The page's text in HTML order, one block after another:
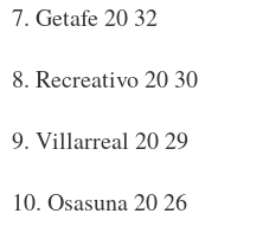
7. Getafe 20 32
8. Recreativo 20 30
9. Villarreal 20 29
10. Osasuna 20 26